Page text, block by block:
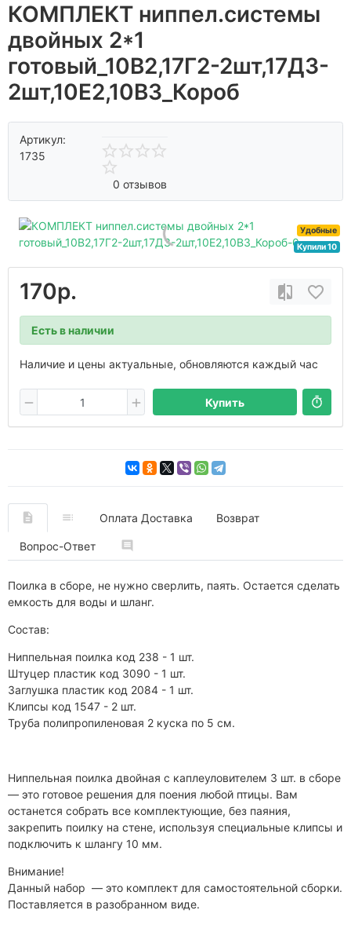
КОМПЛЕКТ ниппел.системы
двойных 2*1
готовый_10В2,17Г2-2шт,17Д3-
2шт,10Е2,10В3_Короб
Артикул:
1735
0 отзывов
Удобные
Купили 10
170р.
Есть в наличии
Наличие и цены актуальные, обновляются каждый час
Купить
Оплата Доставка Возврат
Вопрос-Ответ
Поилка в сборе, не нужно сверлить, паять. Остается сделать
емкость для воды и шланг.
Состав:
Ниппельная поилка код 238 - 1 шт.
Штуцер пластик код 3090 - 1 шт.
Заглушка пластик код 2084 - 1 шт.
Клипсы код 1547 - 2 шт.
Труба полипропиленовая 2 куска по 5 см.
Ниппельная поилка двойная с каплеуловителем 3 шт. в сборе
— это готовое решения для поения любой птицы. Вам
останется собрать все комплектующие, без паяния,
закрепить поилку на стене, используя специальные клипсы и
подключить к шлангу 10 мм.
Внимание!
Данный набор — это комплект для самостоятельной сборки.
Поставляется в разобранном виде.